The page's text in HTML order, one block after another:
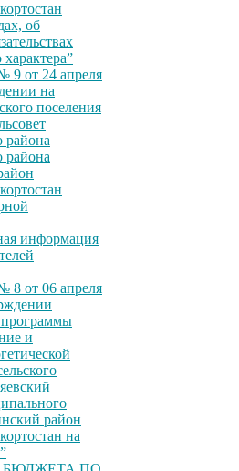
об
9 от 24 апреля
на
поселения
района
района
информация
8 от 06 апреля
и
район
на